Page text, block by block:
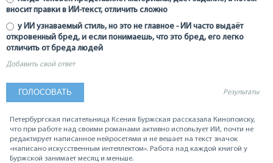
вносит правки в ИИ-текст, отличить сложно
у ИИ узнаваемый стиль, но это не главное - ИИ часто выдаёт
откровенный бред, и если понимаешь, что это бред, его легко
отличить от бреда людей
Добавить свой ответ
Результаты
Петербургская писательница Ксения Буржская рассказала Кинопоиску,
что при работе над своими романами активно использует ИИ, почти не
редактирует написанное нейросетями и не вешает на текст значок
«написано искусственным интеллектом». Работа над каждой книгой у
Буржской занимает месяц и меньше.